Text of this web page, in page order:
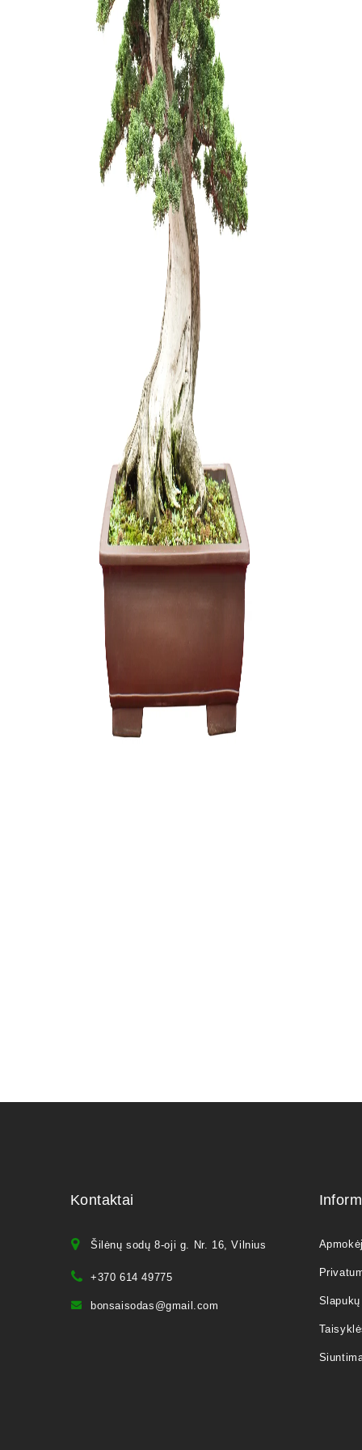
Kontaktai
Šilėnų sodų 8-oji g. Nr. 16, Vilnius
+370 614 49775
bonsaisodas@gmail.com